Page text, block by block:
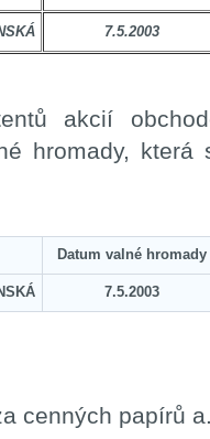
7.5.2003
akcií
hromady,
Datum valné hromady
7.5.2003
cenných papírů